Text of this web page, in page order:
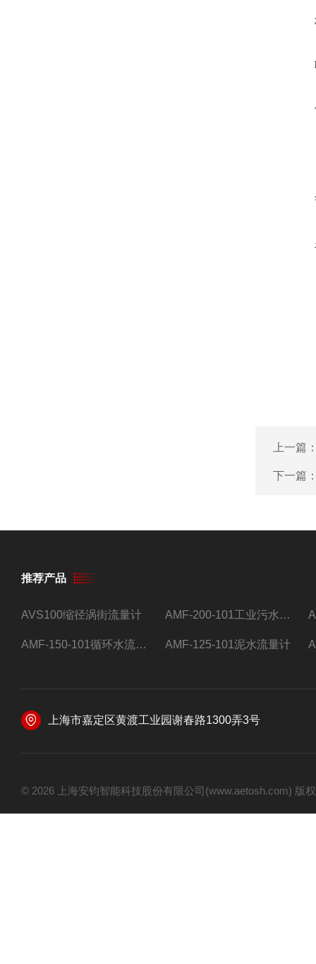
上一篇
下一篇
推荐产品
AVS100缩径涡街流量计 AMF-200-101工业污水流量计
AMF-150-101循环水流量计,电磁流量计 AMF-125-101泥水流量计
上海市嘉定区黄渡工业园谢春路1300弄3号
© 2026 上海安钧智能科技股份有限公司(www.aetosh.com)